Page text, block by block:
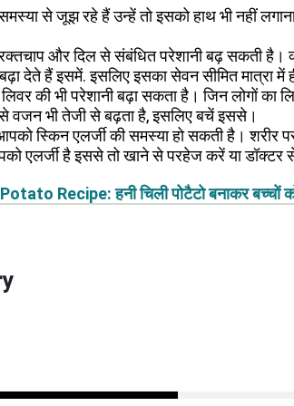
से जूझ रहे हैं उन्हें तो इसको हाथ भी नहीं
और दिल से संबंधित परेशानी बढ़ सकती
देते हैं इसमें. इसलिए इसका सेवन सीमित मात्रा में
की भी परेशानी बढ़ा सकता है। जिन लोगों का
वजन भी तेजी से बढ़ता है, इसलिए बचें इससे।
स्किन एलर्जी की समस्या हो सकती है।
एलर्जी है इससे तो खाने से परहेज करें या डॉक्टर
Recipe: हनी चिली पोटैटो बनाकर बच्चों